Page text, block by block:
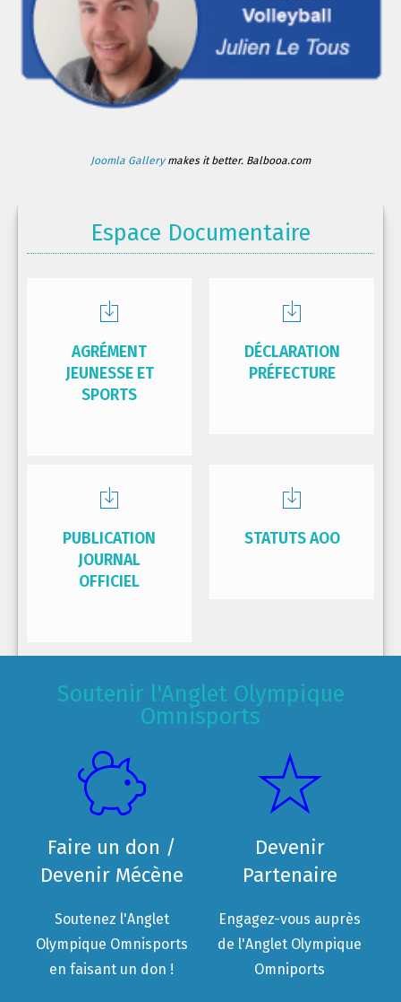
Joomla Gallerymakes it better. Balbooa.com
Espace Documentaire
AGRÉMENT
JEUNESSE ET
SPORTS
DÉCLARATION
PRÉFECTURE
PUBLICATION
JOURNAL
OFFICIEL
STATUTS AOO
Soutenir l'Anglet Olympique
Omnisports
Faire un don /
Devenir Mécène
Soutenez l'Anglet
Olympique Omnisports
en faisant un don !
Devenir
Partenaire
Engagez-vous auprès
de l'Anglet Olympique
Omniports